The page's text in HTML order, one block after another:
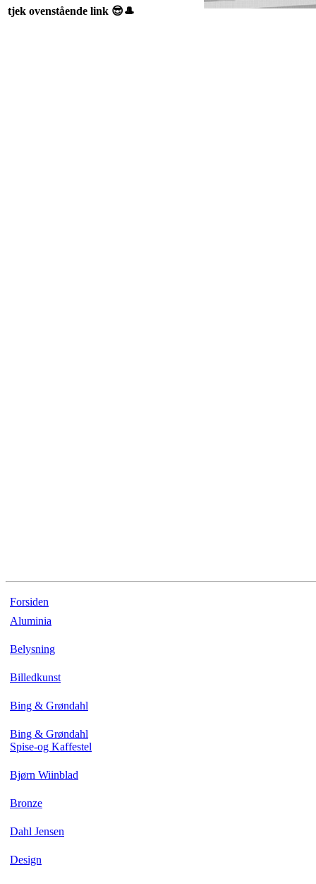
tjek ovenstående link 😎🎩
Forsiden
Aluminia
Belysning
Billedkunst
Bing & Grøndahl
Bing & Grøndahl
Spise-og Kaffestel
Bjørn Wiinblad
Bronze
Dahl Jensen
Design